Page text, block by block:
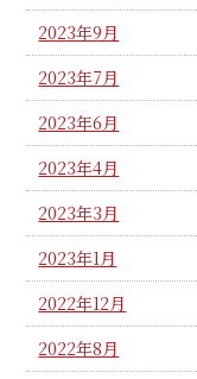
2023年9月
2023年7月
2023年6月
2023年4月
2023年3月
2023年1月
2022年12月
2022年8月